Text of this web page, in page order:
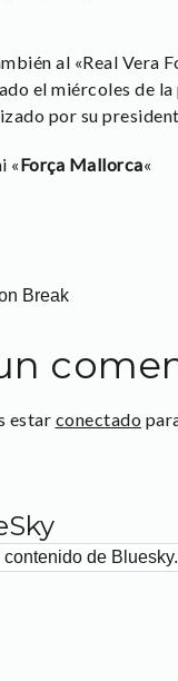
al «Real Vera
el miércoles de
por su
«Força Mallorca«
Break
estar conectado
de Bluesky.